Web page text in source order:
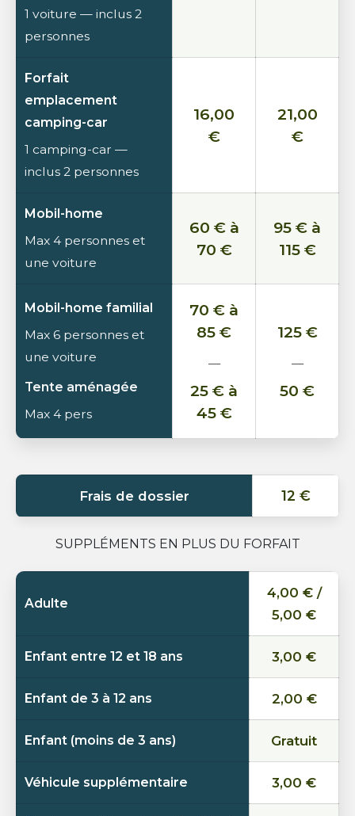
1 voiture — inclus 2
personnes
Forfait
emplacement
camping-car
1 camping-car —
inclus 2 personnes
16,00
€
21,00
€
Mobil-home
Max 4 personnes et
une voiture
60 € à
70 €
95 € à
115 €
Mobil-home familial
Max 6 personnes et
une voiture
Tente aménagée
Max 4 pers
70 € à
85 €
—
25 € à
45 €
125 €
—
50 €
Frais de dossier 12 €
SUPPLÉMENTS EN PLUS DU FORFAIT
Adulte
4,00 € /
5,00 €
Enfant entre 12 et 18 ans 3,00 €
Enfant de 3 à 12 ans 2,00 €
Enfant (moins de 3 ans) Gratuit
Véhicule supplémentaire 3,00 €